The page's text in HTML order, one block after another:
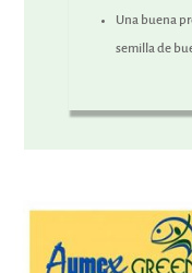
Una buena
semilla de